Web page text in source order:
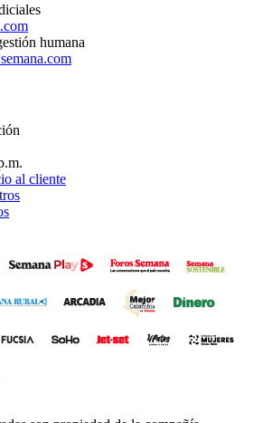
humana
al cliente
window